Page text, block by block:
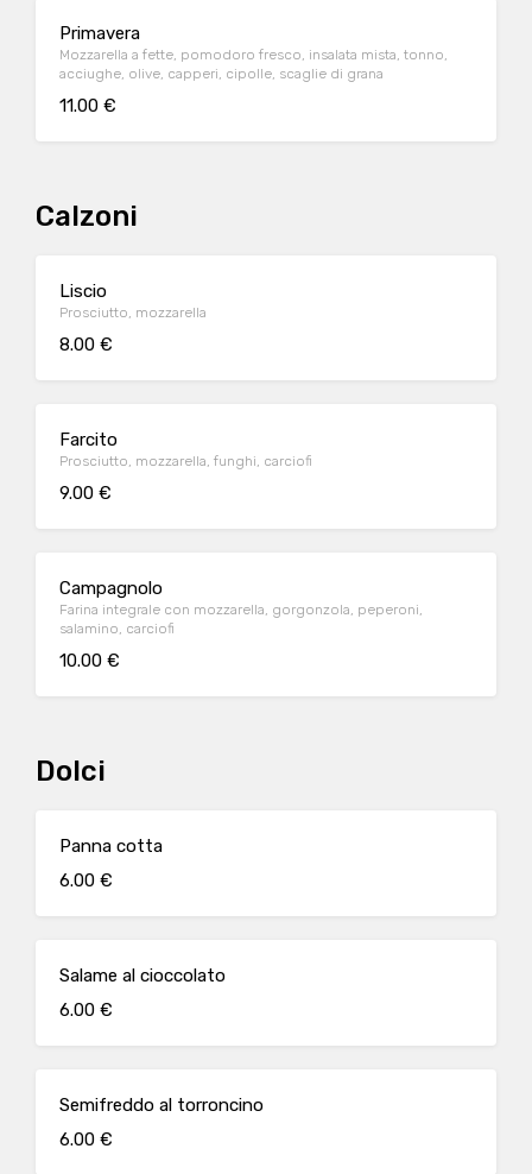
Primavera
Mozzarella a fette, pomodoro fresco, insalata mista, tonno,
acciughe, olive, capperi, cipolle, scaglie di grana
11.00 €
Calzoni
Liscio
Prosciutto, mozzarella
8.00 €
Farcito
Prosciutto, mozzarella, funghi, carciofi
9.00 €
Campagnolo
Farina integrale con mozzarella, gorgonzola, peperoni,
salamino, carciofi
10.00 €
Dolci
Panna cotta
6.00 €
Salame al cioccolato
6.00 €
Semifreddo al torroncino
6.00 €